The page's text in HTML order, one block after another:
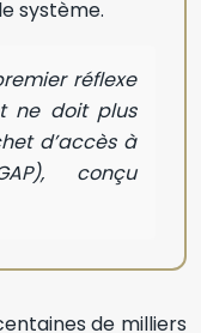
système.
réflexe
ne doit plus
d’accès à
conçu
de milliers